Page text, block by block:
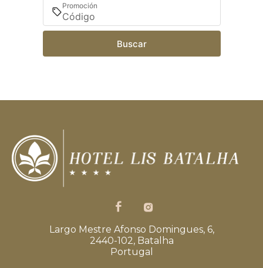
Promoción
Buscar
Largo Mestre Afonso Domingues, 6,
2440-102, Batalha
Portugal